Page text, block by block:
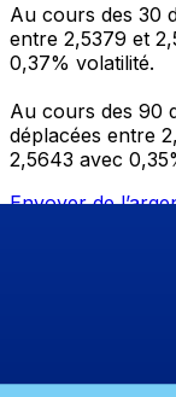
Au cours des 30
entre 2,5379 et
0,37% volatilité.
Au cours des 90
déplacées entre
2,5643 avec
Envoyer de
L'application Xe
nécessaires
et la gestion de